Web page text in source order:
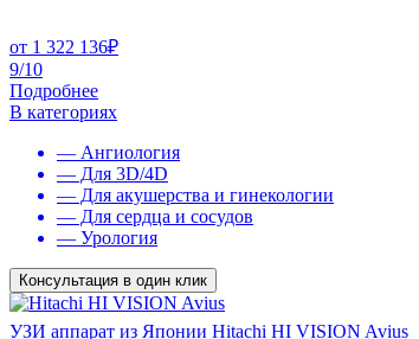
от 1 322 136₽
9/10
Подробнее
В категориях
— Ангиология
— Для 3D/4D
— Для акушерства и гинекологии
— Для сердца и сосудов
— Урология
Консультация в один клик
УЗИ аппарат из Японии Hitachi HI VISION Avius